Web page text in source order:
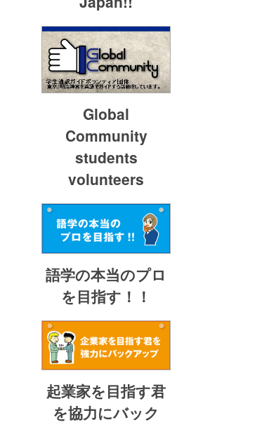
Global
Community
students
volunteers
語学の本当のプロ
を目指す！！
起業家を目指す君
を協力にバック